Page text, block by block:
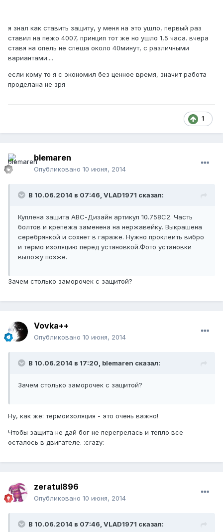
я знал как ставить защиту, у меня на это ушло, первый раз
ставил на пежо 4007, принцип тот же но ушло 1,5 часа. вчера
ставя на опель не спеша около 40минут, с различными
вариантами....
если кому то я с экономил без ценное время, значит работа
проделана не зря
1
blemaren
Опубликовано 10 июня, 2014
В 10.06.2014 в 07:46, VLAD1971 сказал:
Куплена защита АВС-Дизайн артикул 10.758С2. Часть
болтов и крепежа заменена на нержавейку. Выкрашена
серебрянкой и сохнет в гараже. Нужно проклеить вибро
и термо изоляцию перед установкой.Фото установки
выложу позже.
Зачем столько заморочек с защитой?
Vovka++
Опубликовано 10 июня, 2014
В 10.06.2014 в 17:20, blemaren сказал:
Зачем столько заморочек с защитой?
Ну, как же: термоизоляция - это очень важно!
Чтобы защита не дай бог не перегрелась и тепло все
осталось в двигателе. :crazy:
zeratul896
Опубликовано 10 июня, 2014
В 10.06.2014 в 07:46, VLAD1971 сказал: